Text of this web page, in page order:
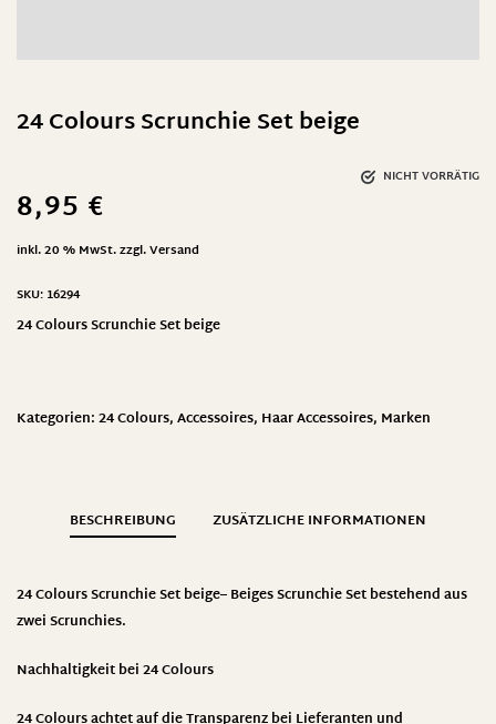
24 Colours Scrunchie Set beige
NICHT VORRÄTIG
8,95 €
inkl. 20 % MwSt.zzgl.Versand
SKU: 16294
24 Colours Scrunchie Set beige
Kategorien:24 Colours,Accessoires, Haar Accessoires, Marken
BESCHREIBUNG ZUSÄTZLICHE INFORMATIONEN
24 Colours Scrunchie Set beige– Beiges Scrunchie Set bestehend aus
zwei Scrunchies.
Nachhaltigkeit bei 24 Colours